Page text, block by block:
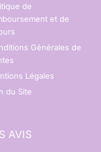
de
et de
Générales de
Légales
du Site
AVIS